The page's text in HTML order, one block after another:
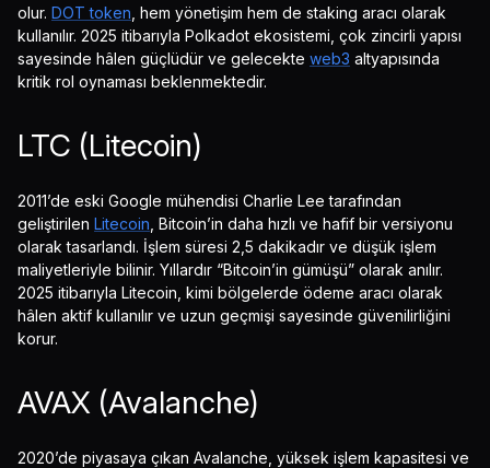
olur. DOT token , hem yönetişim hem de staking aracı olarak
kullanılır. 2025 itibarıyla Polkadot ekosistemi, çok zincirli yapısı
sayesinde hâlen güçlüdür ve gelecekte web3 altyapısında
kritik rol oynaması beklenmektedir.
LTC (Litecoin)
2011’de eski Google mühendisi Charlie Lee tarafından
geliştirilen Litecoin , Bitcoin’in daha hızlı ve hafif bir versiyonu
olarak tasarlandı. İşlem süresi 2,5 dakikadır ve düşük işlem
maliyetleriyle bilinir. Yıllardır “Bitcoin’in gümüşü” olarak anılır.
2025 itibarıyla Litecoin, kimi bölgelerde ödeme aracı olarak
hâlen aktif kullanılır ve uzun geçmişi sayesinde güvenilirliğini
korur.
AVAX (Avalanche)
2020’de piyasaya çıkan Avalanche, yüksek işlem kapasitesi ve